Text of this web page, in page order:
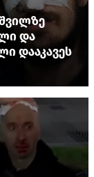
და
დააკავეს